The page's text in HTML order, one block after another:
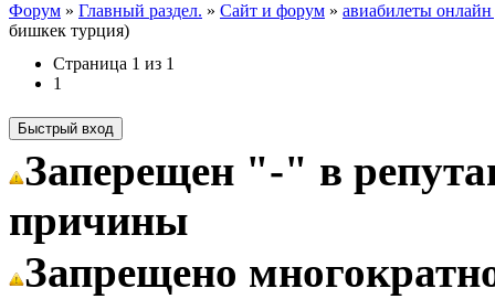
Форум » Главный раздел. » Сайт и форум » авиабилеты онлайн
бишкек турция)
Страница 1 из 1
1
Заперещен "-" в
причины
Запрещено